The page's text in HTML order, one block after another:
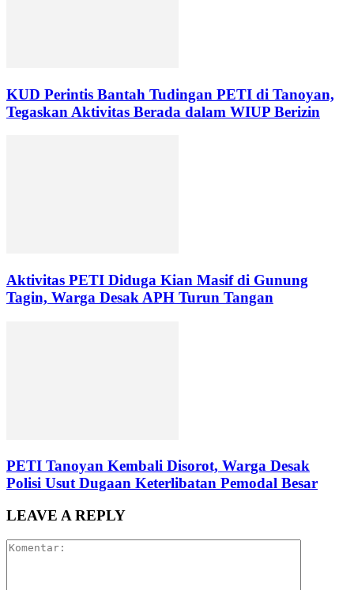
KUD Perintis Bantah Tudingan PETI di Tanoyan,
Tegaskan Aktivitas Berada dalam WIUP Berizin
Aktivitas PETI Diduga Kian Masif di Gunung
Tagin, Warga Desak APH Turun Tangan
PETI Tanoyan Kembali Disorot, Warga Desak
Polisi Usut Dugaan Keterlibatan Pemodal Besar
LEAVE A REPLY